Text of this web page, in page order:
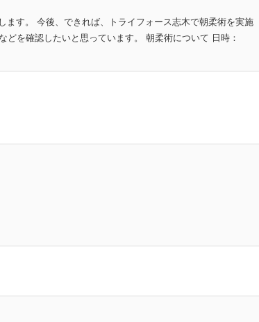
ます。 今後、できれば、トライフォース志木で朝柔術を実施
どを確認したいと思っています。 朝柔術について 日時：